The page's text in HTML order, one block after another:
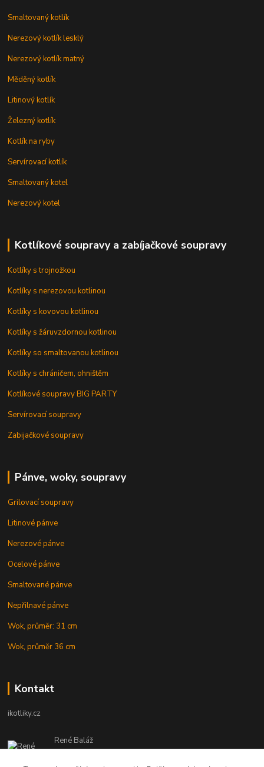
Smaltovaný kotlík
Nerezový kotlík lesklý
Nerezový kotlík matný
Měděný kotlík
Litinový kotlík
Železný kotlík
Kotlík na ryby
Servírovací kotlík
Smaltovaný kotel
Nerezový kotel
Kotlíkové soupravy a zabíjačkové soupravy
Kotlíky s trojnožkou
Kotlíky s nerezovou kotlinou
Kotlíky s kovovou kotlinou
Kotlíky s žáruvzdornou kotlinou
Kotlíky so smaltovanou kotlinou
Kotlíky s chráničem, ohništěm
Kotlíkové soupravy BIG PARTY
Servírovací soupravy
Zabijačkové soupravy
Pánve, woky, soupravy
Grilovací soupravy
Litinové pánve
Nerezové pánve
Ocelové pánve
Smaltované pánve
Nepřilnavé pánve
Wok, průměr: 31 cm
Wok, průměr 36 cm
Kontakt
ikotliky.cz
René Baláž
Eshop: +421 902 212 007
od 8:00 - do 16:00 hod